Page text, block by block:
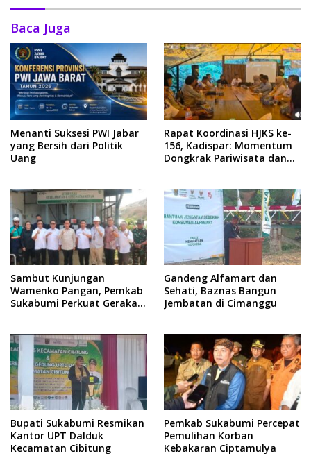
Baca Juga
Menanti Suksesi PWI Jabar
yang Bersih dari Politik
Uang
Rapat Koordinasi HJKS ke-
156, Kadispar: Momentum
Dongkrak Pariwisata dan
Sambut Kunjungan
Wamenko Pangan, Pemkab
Sukabumi Perkuat Gerakan
Gandeng Alfamart dan
Sehati, Baznas Bangun
Jembatan di Cimanggu
Bupati Sukabumi Resmikan
Kantor UPT Dalduk
Kecamatan Cibitung
Pemkab Sukabumi Percepat
Pemulihan Korban
Kebakaran Ciptamulya